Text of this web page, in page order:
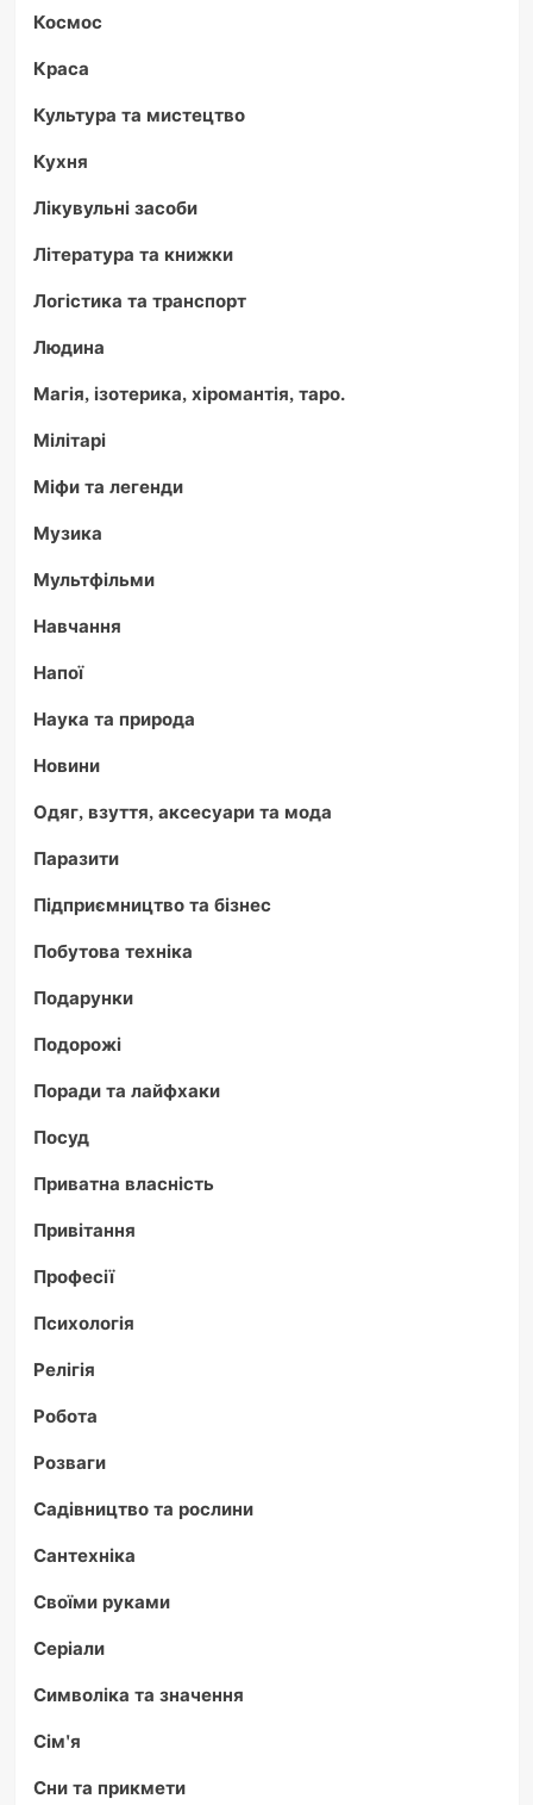
Космос
Краса
Культура та мистецтво
Кухня
Лікувульні засоби
Література та книжки
Логістика та транспорт
Людина
Магія, ізотерика, хіромантія, таро.
Мілітарі
Міфи та легенди
Музика
Мультфільми
Навчання
Напої
Наука та природа
Новини
Одяг, взуття, аксесуари та мода
Паразити
Підприємництво та бізнес
Побутова техніка
Подарунки
Подорожі
Поради та лайфхаки
Посуд
Приватна власність
Привітання
Професії
Психологія
Релігія
Робота
Розваги
Садівництво та рослини
Сантехніка
Своїми руками
Серіали
Символіка та значення
Сім'я
Сни та прикмети